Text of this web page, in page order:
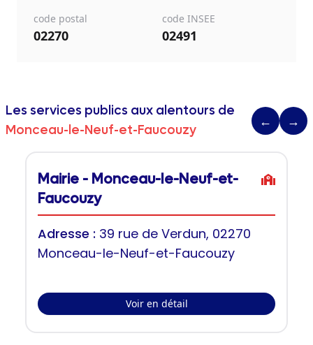
code postal
02270
code INSEE
02491
Les services publics aux alentours de
Monceau-le-Neuf-et-Faucouzy
← →
Mairie - Monceau-le-Neuf-et-
Faucouzy
Adresse : 39 rue de Verdun, 02270
Monceau-le-Neuf-et-Faucouzy
Voir en détail